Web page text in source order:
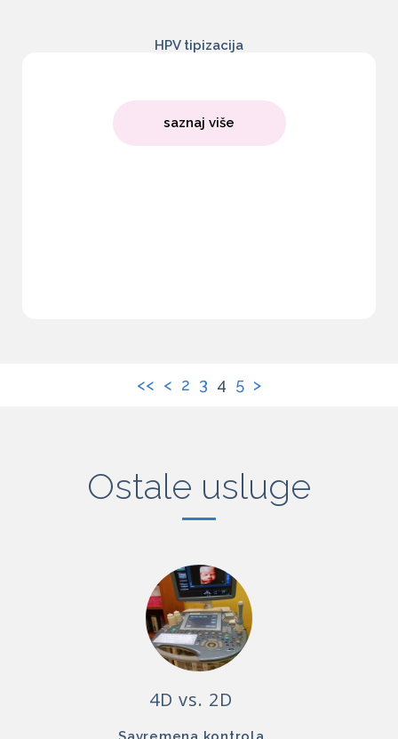
HPV tipizacija
saznaj više
<< < 2 3 4 5 >
Ostale usluge
4D vs. 2D